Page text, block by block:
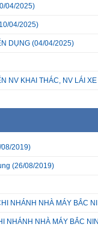
04/2025)
04/2025)
DỤNG (04/04/2025)
NV KHAI THÁC, NV LÁI
2019)
(26/08/2019)
NHÁNH NHÀ MÁY BẮC
NHÁNH NHÀ MÁY BẮC